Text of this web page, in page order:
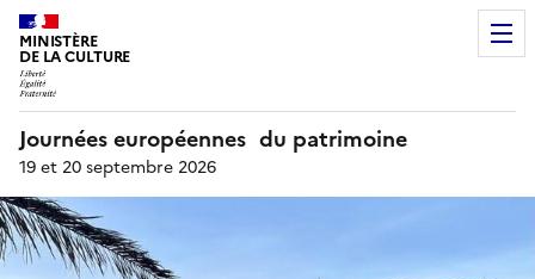
MINISTÈRE
DE LA CULTURE
Journées européennes du patrimoine
19 et 20 septembre 2026